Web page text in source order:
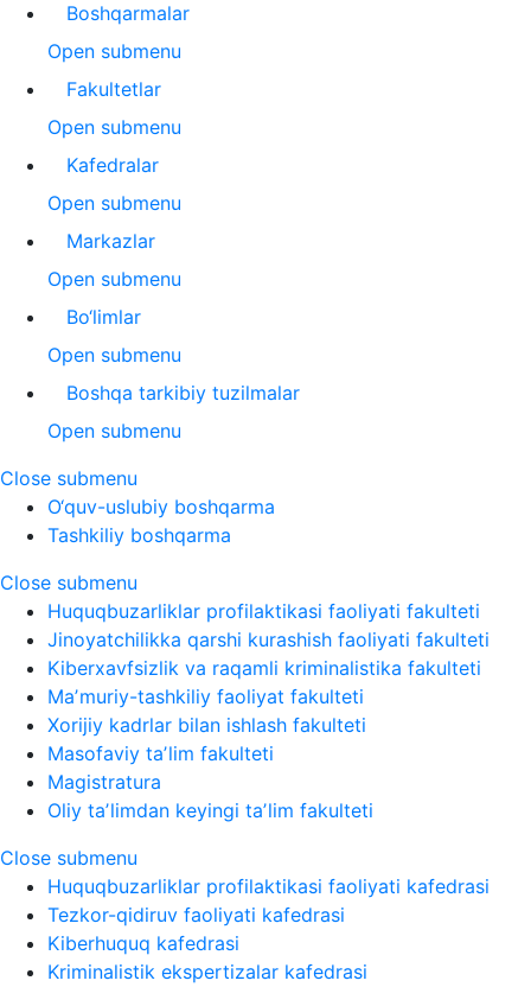
Boshqarmalar
Open submenu
Fakultetlar
Open submenu
Kafedralar
Open submenu
Markazlar
Open submenu
Bo‘limlar
Open submenu
Boshqa tarkibiy tuzilmalar
Open submenu
Close submenu
O‘quv-uslubiy boshqarma
Tashkiliy boshqarma
Close submenu
Huquqbuzarliklar profilaktikasi faoliyati fakulteti
Jinoyatchilikka qarshi kurashish faoliyati fakulteti
Kiberxavfsizlik va raqamli kriminalistika fakulteti
Maʼmuriy-tashkiliy faoliyat fakulteti
Xorijiy kadrlar bilan ishlash fakulteti
Masofaviy taʼlim fakulteti
Magistratura
Oliy taʼlimdan keyingi taʼlim fakulteti
Close submenu
Huquqbuzarliklar profilaktikasi faoliyati kafedrasi
Tezkor-qidiruv faoliyati kafedrasi
Kiberhuquq kafedrasi
Kriminalistik ekspertizalar kafedrasi